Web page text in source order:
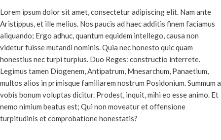
Lorem ipsum dolor sit amet, consectetur adipiscing elit. Nam ante
Aristippus, et ille melius. Nos paucis ad haec additis finem faciamus
aliquando; Ergo adhuc, quantum equidem intellego, causa non
videtur fuisse mutandi nominis. Quia nec honesto quic quam
honestius nec turpi turpius. Duo Reges: constructio interrete.
Legimus tamen Diogenem, Antipatrum, Mnesarchum, Panaetium,
multos alios in primisque familiarem nostrum Posidonium. Summum a
vobis bonum voluptas dicitur. Prodest, inquit, mihi eo esse animo. Et
nemo nimium beatus est; Qui non moveatur et offensione
turpitudinis et comprobatione honestatis?